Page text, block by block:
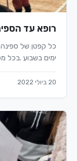
רופא עד
ימים בשבוע .בכל
20 ביולי 2022